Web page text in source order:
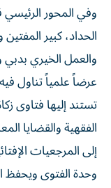
وفي المحور الرئيسي
الحداد، كبير المفتين
والعمل الخيري
عرضاً علمياً تناول
تستند إليها فتاوى
الفقهية والقضايا
إلى المرجعيات
وحدة الفتوى ويحفظ